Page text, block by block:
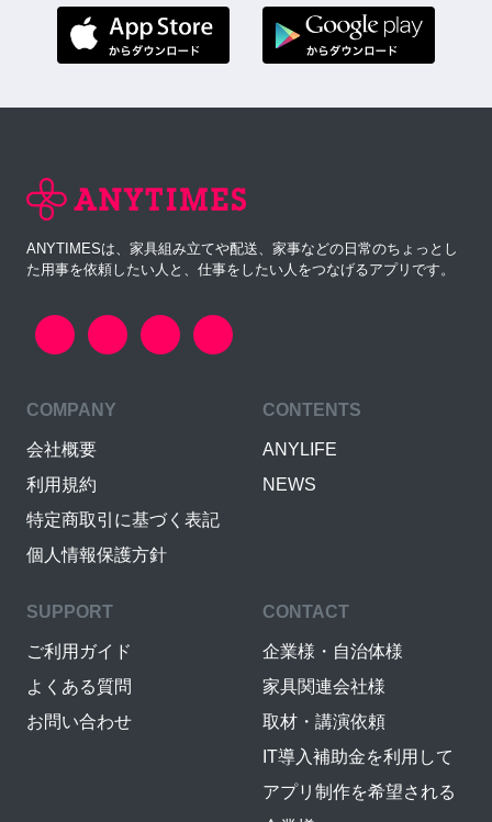
ANYTIMESは、家具組み立てや配送、家事などの日常のちょっとし
た用事を依頼したい人と、仕事をしたい人をつなげるアプリです。
COMPANY
会社概要
利用規約
特定商取引に基づく表記
個人情報保護方針
CONTENTS
ANYLIFE
NEWS
SUPPORT
ご利用ガイド
よくある質問
お問い合わせ
CONTACT
企業様・自治体様
家具関連会社様
取材・講演依頼
IT導入補助金を利用して
アプリ制作を希望される